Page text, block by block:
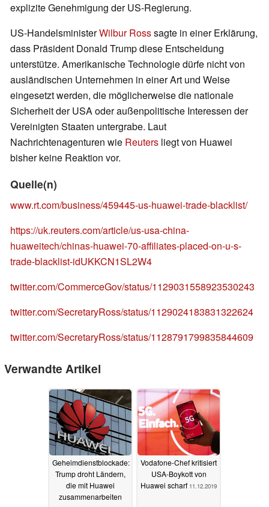
explizite Genehmigung der US-Regierung.
US-HandelsministerWilbur Rosssagte in einer Erklärung,
dass Präsident Donald Trump diese Entscheidung
unterstütze. Amerikanische Technologie dürfe nicht von
ausländischen Unternehmen in einer Art und Weise
eingesetzt werden, die möglicherweise die nationale
Sicherheit der USA oder außenpolitische Interessen der
Vereinigten Staaten untergrabe. Laut
Nachrichtenagenturen wie Reuters liegt von Huawei
bisher keine Reaktion vor.
Quelle(n)
www.rt.com/business/459445-us-huawei-trade-blacklist/
https://uk.reuters.com/article/us-usa-china-
huaweitech/chinas-huawei-70-affiliates-placed-on-u-s-
trade-blacklist-idUKKCN1SL2W4
twitter.com/CommerceGov/status/1129031558923530243
twitter.com/SecretaryRoss/status/1129024183831322624
twitter.com/SecretaryRoss/status/1128791799835844609
Verwandte Artikel
Geheimdienstblockade:
Trump droht Ländern,
die mit Huawei
zusammenarbeiten
Vodafone-Chef kritisiert
USA-Boykott von
Huawei scharf 11.12.2019